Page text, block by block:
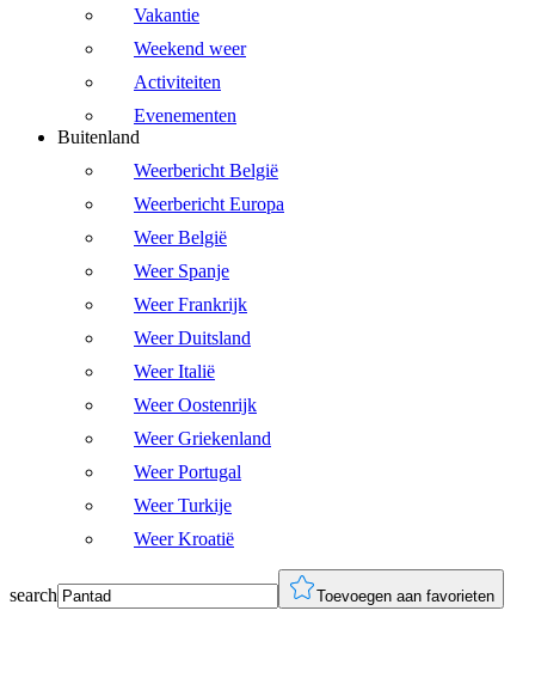
Vakantie
Weekend weer
Activiteiten
Evenementen
Buitenland
Weerbericht België
Weerbericht Europa
Weer België
Weer Spanje
Weer Frankrijk
Weer Duitsland
Weer Italië
Weer Oostenrijk
Weer Griekenland
Weer Portugal
Weer Turkije
Weer Kroatië
search Toevoegen aan favorieten